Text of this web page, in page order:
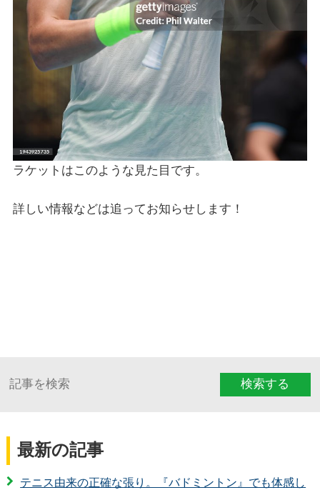
ラケットはこのような見た目です。
詳しい情報などは追ってお知らせします！
検索する
最新の記事
テニス由来の正確な張り。『バドミントン』でも体感し